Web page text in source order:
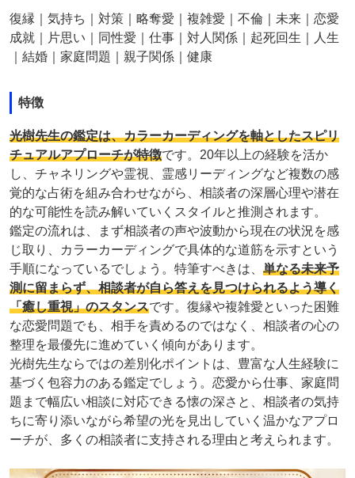
復縁｜気持ち｜対策｜略奪愛｜複雑愛｜不倫｜未来｜恋愛
成就｜片思い｜同性愛｜仕事｜対人関係｜起死回生｜人生
｜結婚｜家庭問題｜親子関係｜健康
特徴
光樹先生の鑑定は、カラーカーディングを軸としたスピリ
チュアルアプローチが特徴です。20年以上の経験を活か
し、チャネリングや霊視、霊感リーディングなど複数の感
覚的な占術を組み合わせながら、相談者の深層心理や潜在
的な可能性を読み解いていくスタイルと推測されます。
鑑定の流れは、まず相談者の声や波動から現在の状況を感
じ取り、カラーカーディングで具体的な道筋を示すという
手順になっているでしょう。特筆すべきは、 単なる未来予
測に留まらず、相談者が自ら答えを見つけられるよう導く
「癒し重視」のスタンスです。復縁や複雑愛といった困難
な恋愛問題でも、相手を責めるのではなく、相談者の心の
整理を最優先に進めていく傾向があります。
光樹先生ならではの差別化ポイントは、豊富な人生経験に
基づく包容力のある鑑定でしょう。恋愛から仕事、家庭問
題まで幅広い相談に対応できる懐の深さと、相談者の気持
ちに寄り添いながら希望の光を見出していく温かなアプロ
ーチが、多くの相談者に支持される理由と考えられます。